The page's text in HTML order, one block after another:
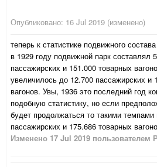
Опубликовано: 16 Jul 2019 (изменено)
теперь к статистике подвижного состава
в 1929 году подвижной парк составлял
пассажирских и 151.000 товарных
увеличилось до 12.700 пассажирских и
вагонов. Увы, 1936 это последний год
подобную статистику, но если
будет продолжаться то такими темпами
пассажирских и 175.686 товарных
Изменено 17 Jul 2019 пользователем